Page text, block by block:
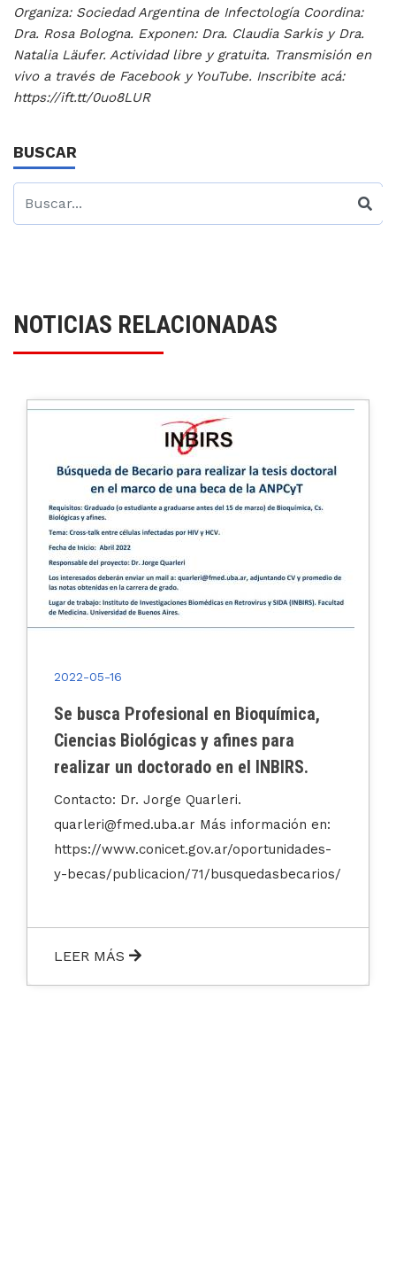
Organiza: Sociedad Argentina de Infectología Coordina:
Dra. Rosa Bologna. Exponen: Dra. Claudia Sarkis y Dra.
Natalia Läufer. Actividad libre y gratuita. Transmisión en
vivo a través de Facebook y YouTube. Inscribite acá:
https://ift.tt/0uo8LUR
BUSCAR
NOTICIAS RELACIONADAS
2022-05-16
Se busca Profesional en Bioquímica,
Ciencias Biológicas y afines para
realizar un doctorado en el INBIRS.
Contacto: Dr. Jorge Quarleri.
quarleri@fmed.uba.ar Más información en:
https://www.conicet.gov.ar/oportunidades-
y-becas/publicacion/71/busquedasbecarios/
LEER MÁS